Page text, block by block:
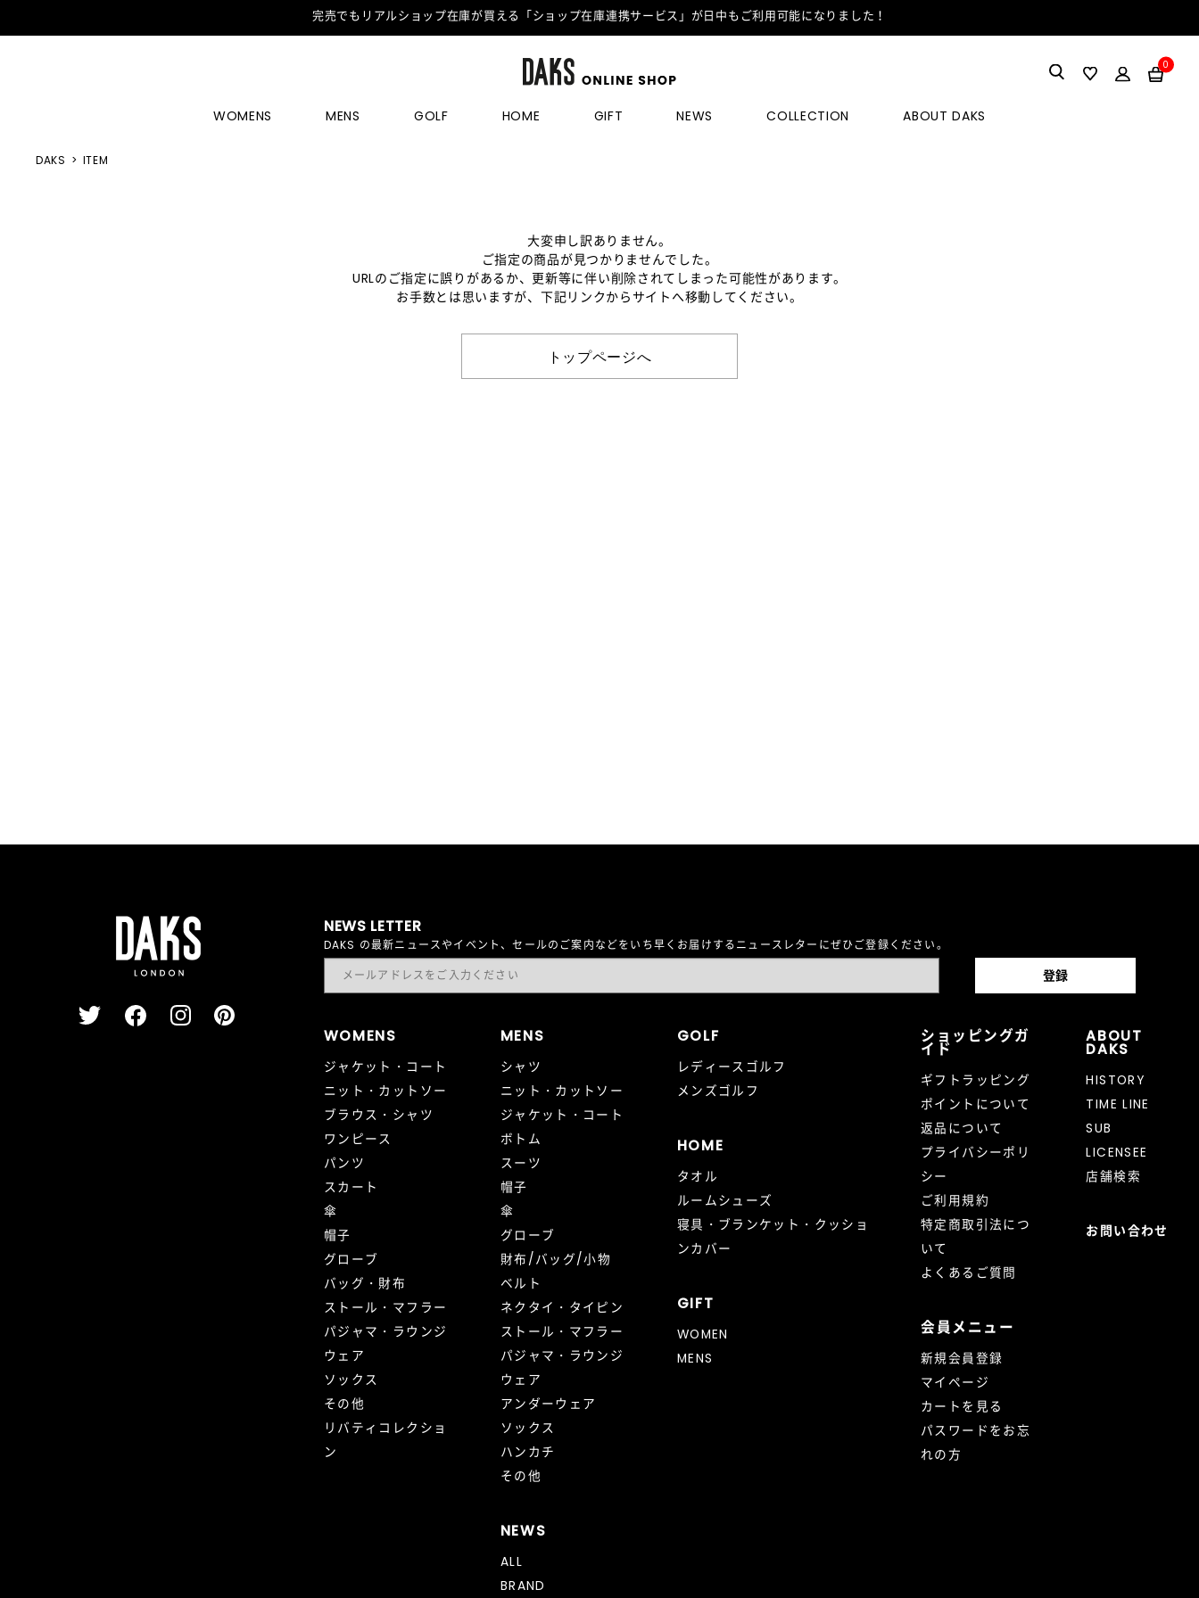
完売でもリアルショップ在庫が買える「ショップ在庫連携サービス」が日中もご利用可能になりました！
0
WOMENS MENS GOLF HOME GIFT NEWS COLLECTION ABOUT DAKS
DAKS ITEM
大変申し訳ありません。
ご指定の商品が見つかりませんでした。
URLのご指定に誤りがあるか、更新等に伴い削除されてしまった可能性があります。
お手数とは思いますが、下記リンクからサイトへ移動してください。
トップページへ
NEWS LETTER
DAKS の最新ニュースやイベント、セールのご案内などをいち早くお届けするニュースレターにぜひご登録ください。
WOMENS
ジャケット・コート
ニット・カットソー
ブラウス・シャツ
ワンピース
パンツ
スカート
傘
帽子
グローブ
バッグ・財布
ストール・マフラー
パジャマ・ラウンジ
ウェア
ソックス
その他
リバティコレクショ
ン
MENS
シャツ
ニット・カットソー
ジャケット・コート
ボトム
スーツ
帽子
傘
グローブ
財布/バッグ/小物
ベルト
ネクタイ・タイピン
ストール・マフラー
パジャマ・ラウンジ
ウェア
アンダーウェア
ソックス
ハンカチ
その他
NEWS
ALL
BRAND
GOLF
レディースゴルフ
メンズゴルフ
HOME
タオル
ルームシューズ
寝具・ブランケット・クッショ
ンカバー
GIFT
WOMEN
MENS
ショッピングガ
イド
ギフトラッピング
ポイントについて
返品について
プライバシーポリ
シー
ご利用規約
特定商取引法につ
いて
よくあるご質問
会員メニュー
新規会員登録
マイページ
カートを見る
パスワードをお忘
れの方
ABOUT
DAKS
HISTORY
TIME LINE
SUB
LICENSEE
店舗検索
お問い合わせ